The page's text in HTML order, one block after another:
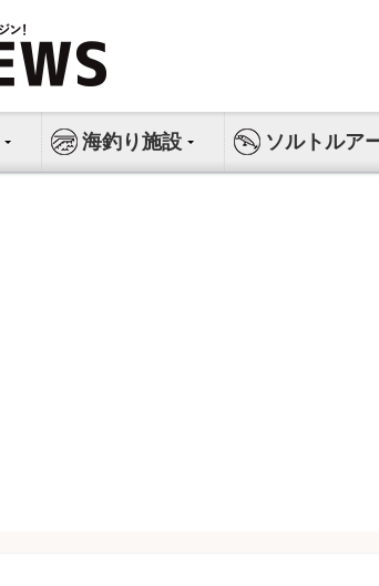
海釣り施設 ソルトルア